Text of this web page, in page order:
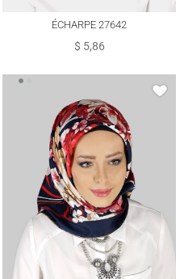
ÉCHARPE 27642
$ 5,86